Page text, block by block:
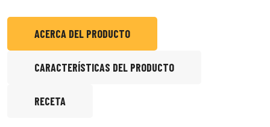
ACERCA DEL PRODUCTO
CARACTERÍSTICAS DEL PRODUCTO
RECETA